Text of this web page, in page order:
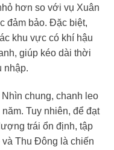
hơn so với vụ Xuân
đảm bảo. Đặc biệt,
khu vực có khí hậu
giúp kéo dài thời
nhập.
Nhìn chung, chanh leo
Tuy nhiên, để đạt
trái ổn định, tập
và Thu Đông là chiến